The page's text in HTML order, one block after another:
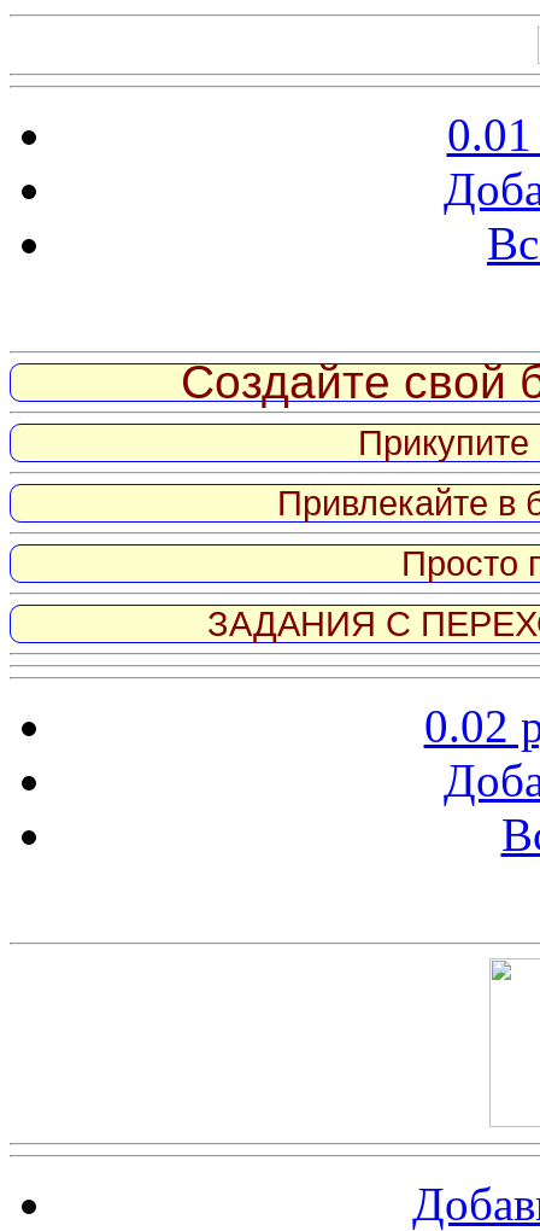
Создайте свой
Привлекайте в
Просто
ЗАДАНИЯ С
0.02